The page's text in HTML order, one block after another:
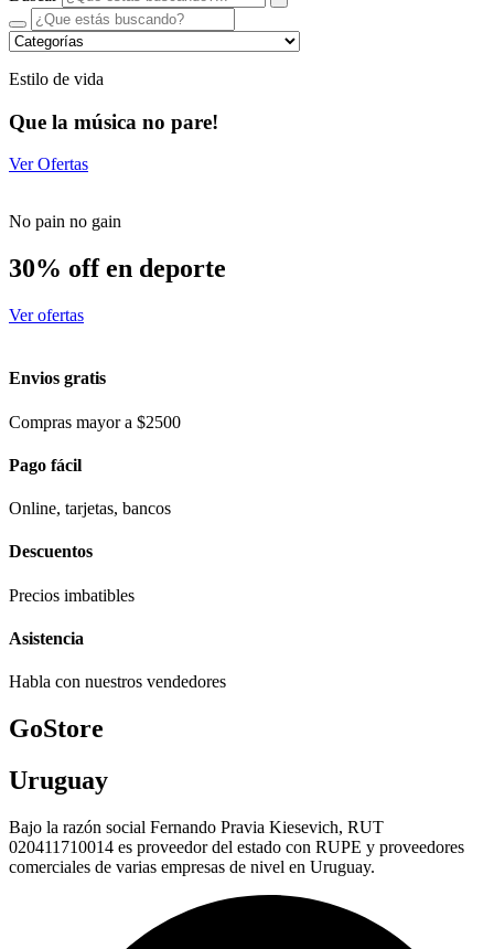
Estilo de vida
Que la música no pare!
Ver Ofertas
No pain no gain
30% off en deporte
Ver ofertas
Envios gratis
Compras mayor a $2500
Pago fácil
Online, tarjetas, bancos
Descuentos
Precios imbatibles
Asistencia
Habla con nuestros vendedores
GoStore
Uruguay
Bajo la razón social Fernando Pravia Kiesevich, RUT
020411710014 es proveedor del estado con RUPE y proveedores
comerciales de varias empresas de nivel en Uruguay.